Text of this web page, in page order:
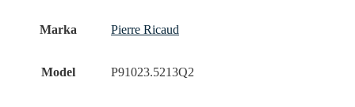
Marka Pierre Ricaud
Model P91023.5213Q2